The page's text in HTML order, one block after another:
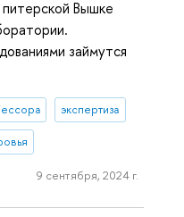
Вышке
займутся
экспертиза
9 сентября, 2024 г.